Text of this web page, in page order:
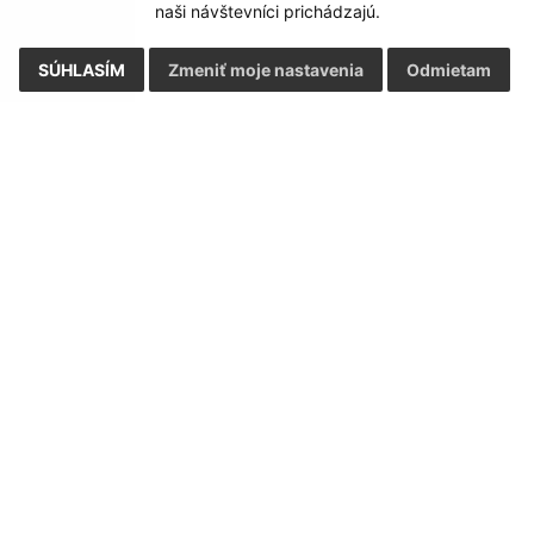
naši návštevníci prichádzajú.
SÚHLASÍM Odmietam
Zmeniť moje nastavenia